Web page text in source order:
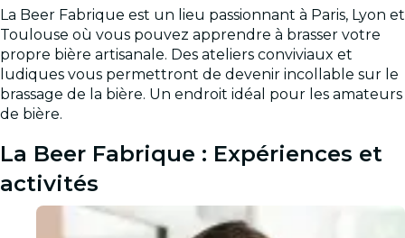
La Beer Fabrique est un lieu passionnant à Paris, Lyon et
Toulouse où vous pouvez apprendre à brasser votre
propre bière artisanale. Des ateliers conviviaux et
ludiques vous permettront de devenir incollable sur le
brassage de la bière. Un endroit idéal pour les amateurs
de bière.
La Beer Fabrique : Expériences et
activités